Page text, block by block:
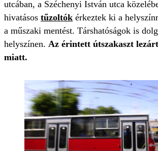
utcában, a Széchenyi István utca
hivatásos tűzoltók érkeztek ki a
a műszaki mentést. Társhatóságok is
helyszínen. Az érintett útszakaszt
miatt.